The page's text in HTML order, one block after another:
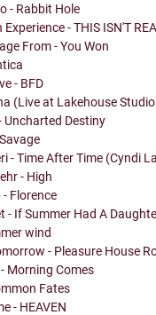
- Rabbit Hole
- THIS ISN'T
From - You Won
- BFD
(Live at Lakehouse
Uncharted Destiny
- Time After Time (Cyndi
- High
Florence
- If Summer Had A
wind
- Pleasure House
Morning Comes
Fates
- HEAVEN